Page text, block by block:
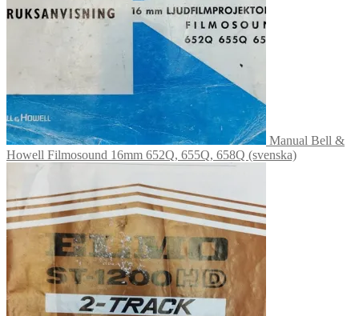
Manual Bell &
Howell Filmosound 16mm 652Q, 655Q, 658Q (svenska)